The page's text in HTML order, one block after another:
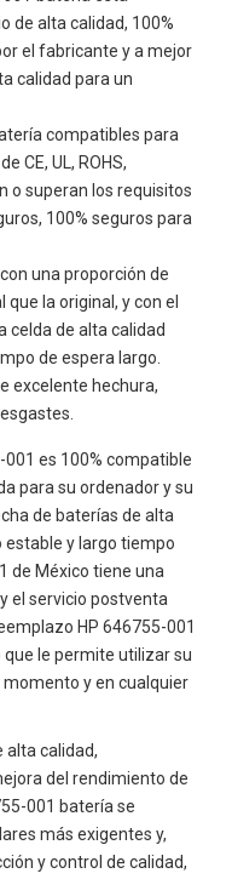
de alta calidad, 100%
el fabricante y a mejor
calidad para un
compatibles para
CE, UL, ROHS,
o superan los requisitos
100% seguros para
una proporción de
la original, y con el
celda de alta calidad
de espera largo.
excelente hechura,
es 100% compatible
para su ordenador y su
de baterías de alta
estable y largo tiempo
de México tiene una
el servicio postventa
HP 646755-001
le permite utilizar su
y en cualquier
alta calidad,
del rendimiento de
001 batería se
más exigentes y,
y control de calidad,